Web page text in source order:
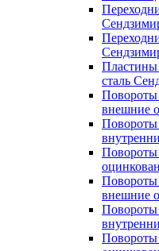
Пластины
сталь
Повороты
внешние
Повороты
Повороты
Повороты
внешние
Повороты
Повороты